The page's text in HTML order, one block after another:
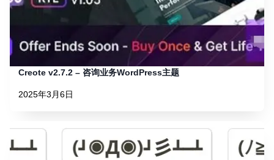
Creote v2.7.2 – 咨询业务WordPress主题
2025年3月6日